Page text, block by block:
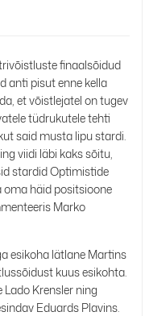
finaalsõidud
anti pisut enne kella
et võistlejatel on tugev
tüdrukutele tehti
said musta lipu stardi.
viidi läbi kaks sõitu,
stardid Optimistide
oma häid positsioone
Marko
esikoha lätlane Martins
kuus esikohta.
Krensler ning
Eduards Plavins.